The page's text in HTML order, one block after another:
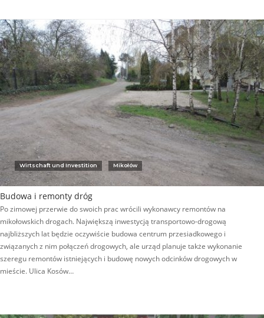
Wirtschaft und Investition Mikołów
Budowa i remonty dróg
Po zimowej przerwie do swoich prac wrócili wykonawcy remontów na
mikołowskich drogach. Największą inwestycją transportowo-drogową
najbliższych lat będzie oczywiście budowa centrum przesiadkowego i
związanych z nim połączeń drogowych, ale urząd planuje także wykonanie
szeregu remontów istniejących i budowę nowych odcinków drogowych w
mieście. Ulica Kosów…